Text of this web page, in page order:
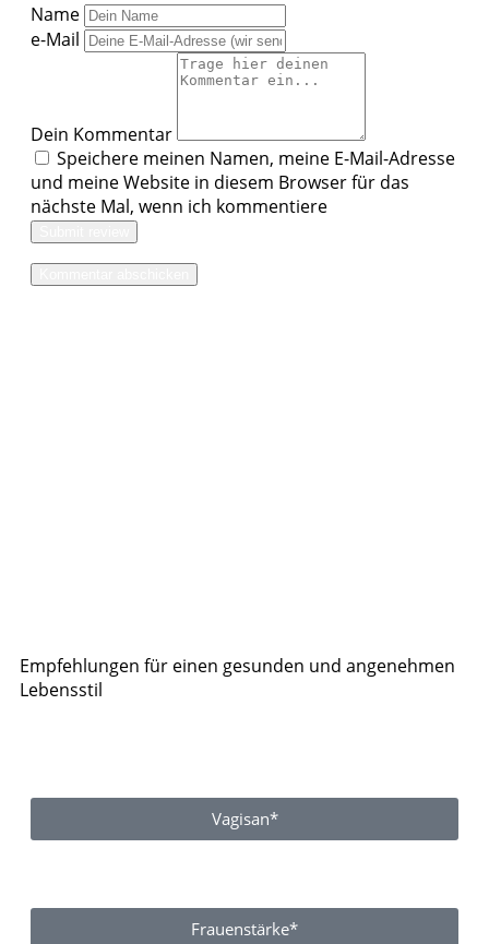
Name
e-Mail
Dein Kommentar
Speichere meinen Namen, meine E-Mail-Adresse
und meine Website in diesem Browser für das
nächste Mal, wenn ich kommentiere
Empfehlungen für einen gesunden und angenehmen
Lebensstil
Vagisan*
Frauenstärke*